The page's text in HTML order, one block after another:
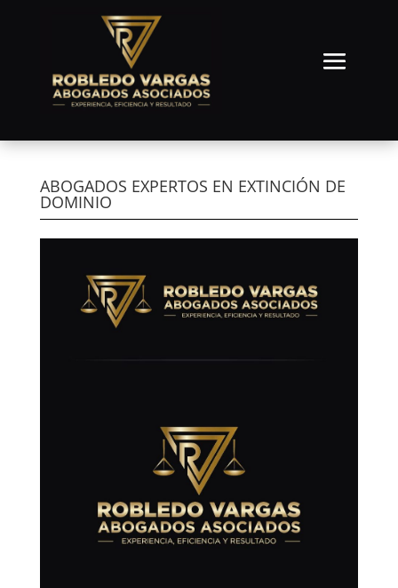
ABOGADOS EXPERTOS EN EXTINCIÓN DE
DOMINIO